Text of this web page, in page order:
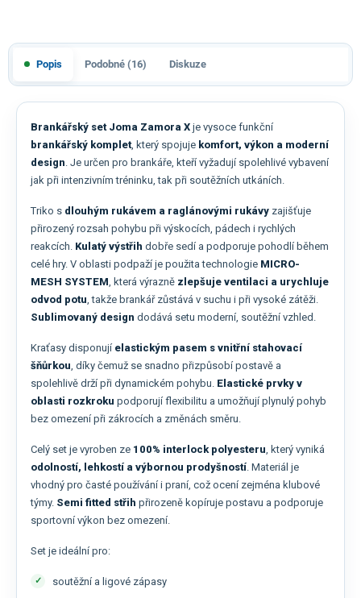
Popis Podobné (16) Diskuze
Brankářský set Joma Zamora X je vysoce funkční
brankářský komplet, který spojuje komfort, výkon a moderní
design . Je určen pro brankáře, kteří vyžadují spolehlivé vybavení
jak při intenzivním tréninku, tak při soutěžních utkáních.
Triko s dlouhým rukávem a raglánovými rukávy zajišťuje
přirozený rozsah pohybu při výskocích, pádech i rychlých
reakcích. Kulatý výstřih dobře sedí a podporuje pohodlí během
celé hry. V oblasti podpaží je použita technologie MICRO-
MESH SYSTEM , která výrazně zlepšuje ventilaci a urychluje
odvod potu , takže brankář zůstává v suchu i při vysoké zátěži.
Sublimovaný design dodává setu moderní, soutěžní vzhled.
Kraťasy disponují elastickým pasem s vnitřní stahovací
šňůrkou , díky čemuž se snadno přizpůsobí postavě a
spolehlivě drží při dynamickém pohybu. Elastické prvky v
oblasti rozkroku podporují flexibilitu a umožňují plynulý pohyb
bez omezení při zákrocích a změnách směru.
Celý set je vyroben ze 100% interlock polyesteru , který vyniká
odolností, lehkostí a výbornou prodyšností . Materiál je
vhodný pro časté používání i praní, což ocení zejména klubové
týmy. Semi fitted střih přirozeně kopíruje postavu a podporuje
sportovní výkon bez omezení.
Set je ideální pro:
soutěžní a ligové zápasy